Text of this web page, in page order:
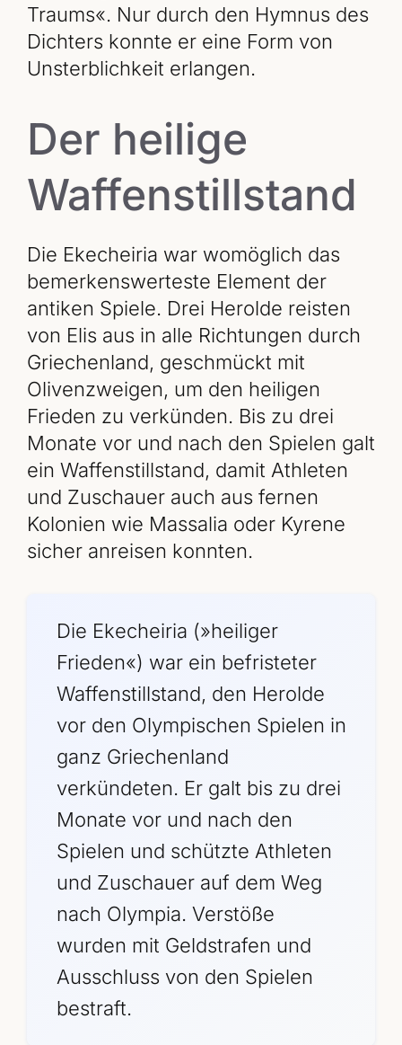
Traums«. Nur durch den Hymnus des
Dichters konnte er eine Form von
Unsterblichkeit erlangen.
Der heilige
Waffenstillstand
Die Ekecheiria war womöglich das
bemerkenswerteste Element der
antiken Spiele. Drei Herolde reisten
von Elis aus in alle Richtungen durch
Griechenland, geschmückt mit
Olivenzweigen, um den heiligen
Frieden zu verkünden. Bis zu drei
Monate vor und nach den Spielen galt
ein Waffenstillstand, damit Athleten
und Zuschauer auch aus fernen
Kolonien wie Massalia oder Kyrene
sicher anreisen konnten.
Die Ekecheiria (»heiliger
Frieden«) war ein befristeter
Waffenstillstand, den Herolde
vor den Olympischen Spielen in
ganz Griechenland
verkündeten. Er galt bis zu drei
Monate vor und nach den
Spielen und schützte Athleten
und Zuschauer auf dem Weg
nach Olympia. Verstöße
wurden mit Geldstrafen und
Ausschluss von den Spielen
bestraft.